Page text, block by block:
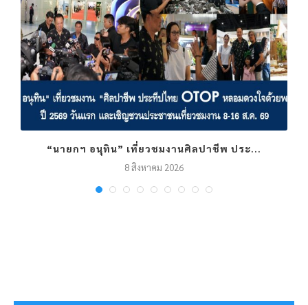
“นายกฯ อนุทิน” เที่ยวชมงานศิลปาชีพ ประ...
8 สิงหาคม 2026